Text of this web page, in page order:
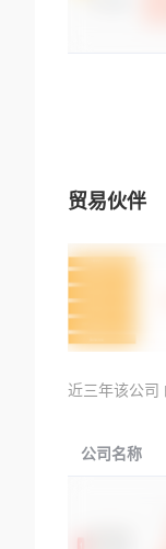
贸易伙伴
近三年该公司
公司名称